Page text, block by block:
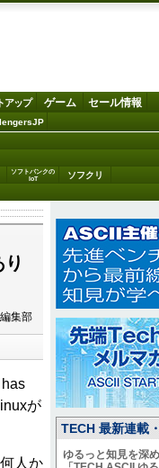
アップ ゲーム セール情報
ソフトバンクの
IoT
ソフクリ
集部
が
人か
TECH 最新連載
ゆるっと知見を深